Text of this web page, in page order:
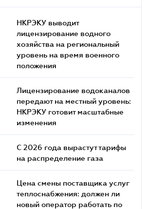
НКРЭКУ выводит
лицензирование водного
хозяйства на региональный
уровень на время военного
положения
Лицензирование водоканалов
передают на местный уровень:
НКРЭКУ готовит масштабные
изменения
С 2026 года вырастут тарифы
на распределение газа
Цена смены поставщика услуг
теплоснабжения: должен ли
новый оператор работать по